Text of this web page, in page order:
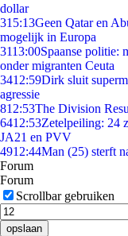
dollar
315:13Geen Qatar en
mogelijk in Europa
3113:00Spaanse politie:
onder migranten Ceuta
3412:59Dirk sluit
agressie
812:53The Division
6412:53Zetelpeiling: 24
JA21 en PVV
4912:44Man (25) sterft
Forum
Forum
Scrollbar gebruiken
opslaan